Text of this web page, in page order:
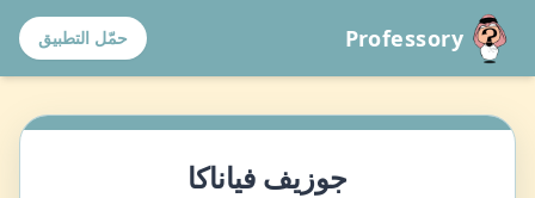
Professory حمّل التطبيق
جوزيف فياناكا